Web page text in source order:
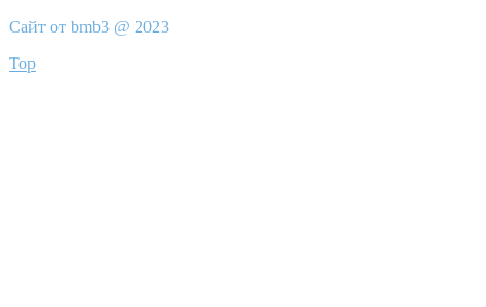
Сайт от bmb3 @ 2023
Top